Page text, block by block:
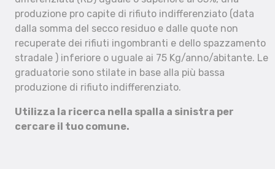
produzione pro capite di rifiuto indifferenziato (data
dalla somma del secco residuo e dalle quote non
recuperate dei rifiuti ingombranti e dello spazzamento
stradale ) inferiore o uguale ai 75 Kg/anno/abitante. Le
graduatorie sono stilate in base alla più bassa
produzione di rifiuto indifferenziato.
Utilizza la ricerca nella spalla a sinistra per
cercare il tuo comune.